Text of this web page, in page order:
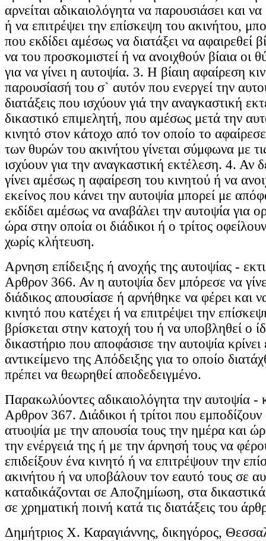
αρνείται αδικαιολόγητα να παρουσιάσει και να
ή να επιτρέψει την επίσκεψη του ακινήτου,
που εκδίδει αμέσως να διατάξει να αφαιρεθεί
να του προσκομιστεί ή να ανοιχθούν βίαια οι
για να γίνει η αυτοψία. 3. Η βίαιη αφαίρεση
παρουσίασή του σ` αυτόν που ενεργεί την
διατάξεις που ισχύουν γιά την αναγκαστική
δικαστικό επιμελητή, που αμέσως μετά την
κινητό στον κάτοχο από τον οποίο το
των θυρών του ακινήτου γίνεται σύμφωνα με
ισχύουν για την αναγκαστική εκτέλεση. 4. Αν
γίνει αμέσως η αφαίρεση του κινητού ή να
εκείνος που κάνει την αυτοψία μπορεί με
εκδίδει αμέσως να αναβάλει την αυτοψία για
ώρα στην οποία οι διάδικοι ή ο τρίτος
χωρίς κλήτευση.
Αρνηση επίδειξης ή ανοχής της αυτοψίας -
Αρθρον 366. Αν η αυτοψία δεν μπόρεσε να
διάδικος απουσίασε ή αρνήθηκε να φέρει και
κινητό που κατέχει ή να επιτρέψει την
βρίσκεται στην κατοχή του ή να υποβληθεί ο
δικαστήριο που αποφάσισε την αυτοψία
αντικείμενο της Απόδειξης για το οποίο
πρέπει να θεωρηθεί αποδεδειγμένο.
Παρακωλύοντες αδικαιολόγητα την αυτοψία -
Αρθρον 367. Διάδικοι ή τρίτοι που
ατυοψία με την απουσία τους την ημέρα και
την ενέργειά της ή με την άρνησή τους να
επιδείξουν ένα κινητό ή να επιτρέψουν την
ακινήτου ή να υποβάλουν τον εαυτό τους σε
καταδικάζονται σε Αποζημίωση, στα
σε χρηματική ποινή κατά τις διατάξεις του
Δημήτριος Χ. Καραγιάννης, δικηγόρος,